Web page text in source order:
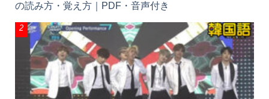
表の読み方・覚え方｜PDF・音声付き